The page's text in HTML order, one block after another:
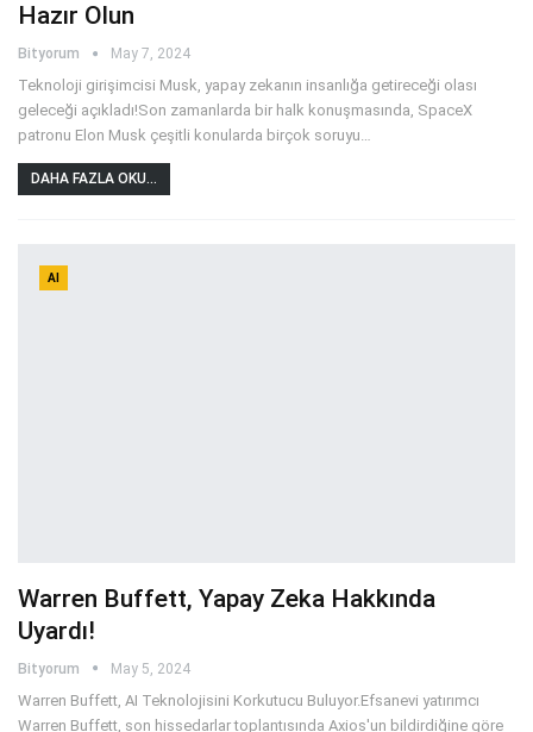
Hazır Olun
Bityorum May 7, 2024
Teknoloji girişimcisi Musk, yapay zekanın insanlığa getireceği olası
geleceği açıkladı!Son zamanlarda bir halk konuşmasında, SpaceX
patronu Elon Musk çeşitli konularda birçok soruyu…
DAHA FAZLA OKU...
AI
Warren Buffett, Yapay Zeka Hakkında
Uyardı!
Bityorum May 5, 2024
Warren Buffett, AI Teknolojisini Korkutucu Buluyor.Efsanevi yatırımcı
Warren Buffett, son hissedarlar toplantısında Axios'un bildirdiğine göre